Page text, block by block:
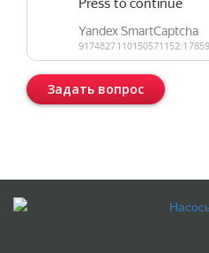
Задать вопрос